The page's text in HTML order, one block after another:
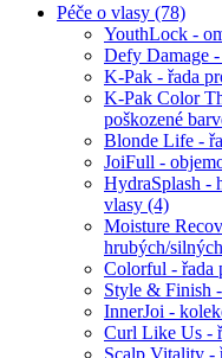
Péče o vlasy (78)
YouthLock -
Defy Damage
K-Pak - řada
K-Pak Color
poškozené
Blonde Life -
JoiFull -
HydraSplash -
vlasy (4)
Moisture
hrubých/
Colorful - řada
Style & Finish
InnerJoi -
Curl Like Us -
Scalp Vitality -